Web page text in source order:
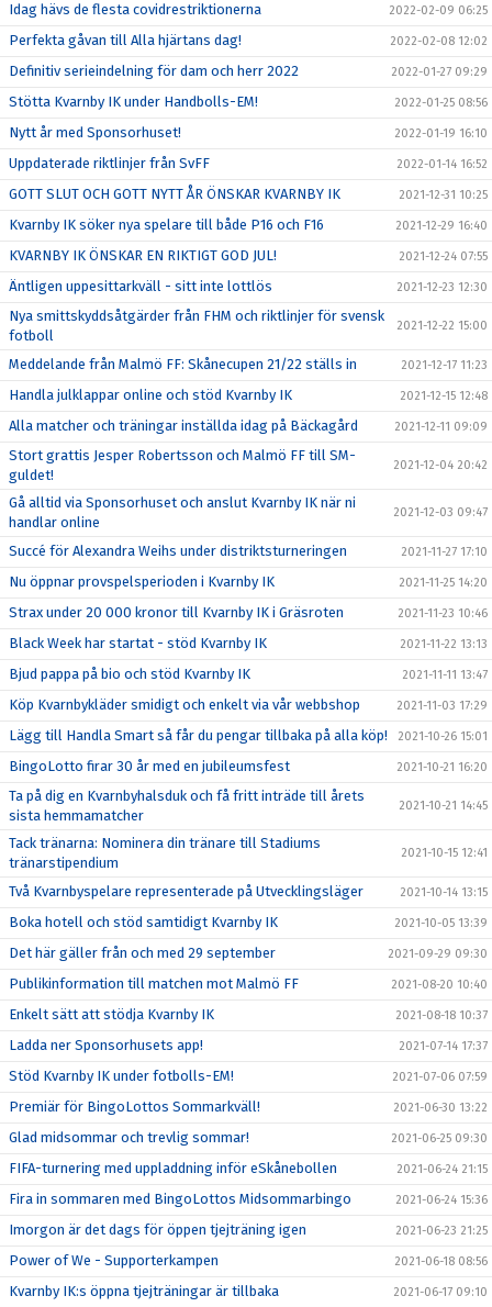
Idag hävs de flesta covidrestriktionerna 2022-02-09 06:25
Perfekta gåvan till Alla hjärtans dag! 2022-02-08 12:02
Definitiv serieindelning för dam och herr 2022 2022-01-27 09:29
Stötta Kvarnby IK under Handbolls-EM! 2022-01-25 08:56
Nytt år med Sponsorhuset! 2022-01-19 16:10
Uppdaterade riktlinjer från SvFF 2022-01-14 16:52
GOTT SLUT OCH GOTT NYTT ÅR ÖNSKAR KVARNBY IK 2021-12-31 10:25
Kvarnby IK söker nya spelare till både P16 och F16 2021-12-29 16:40
KVARNBY IK ÖNSKAR EN RIKTIGT GOD JUL! 2021-12-24 07:55
Äntligen uppesittarkväll - sitt inte lottlös 2021-12-23 12:30
Nya smittskyddsåtgärder från FHM och riktlinjer för svensk
fotboll
2021-12-22 15:00
Meddelande från Malmö FF: Skånecupen 21/22 ställs in 2021-12-17 11:23
Handla julklappar online och stöd Kvarnby IK 2021-12-15 12:48
Alla matcher och träningar inställda idag på Bäckagård 2021-12-11 09:09
Stort grattis Jesper Robertsson och Malmö FF till SM-
guldet!
2021-12-04 20:42
Gå alltid via Sponsorhuset och anslut Kvarnby IK när ni
handlar online
2021-12-03 09:47
Succé för Alexandra Weihs under distriktsturneringen 2021-11-27 17:10
Nu öppnar provspelsperioden i Kvarnby IK 2021-11-25 14:20
Strax under 20 000 kronor till Kvarnby IK i Gräsroten 2021-11-23 10:46
Black Week har startat - stöd Kvarnby IK 2021-11-22 13:13
Bjud pappa på bio och stöd Kvarnby IK 2021-11-11 13:47
Köp Kvarnbykläder smidigt och enkelt via vår webbshop 2021-11-03 17:29
Lägg till Handla Smart så får du pengar tillbaka på alla köp! 2021-10-26 15:01
BingoLotto firar 30 år med en jubileumsfest 2021-10-21 16:20
Ta på dig en Kvarnbyhalsduk och få fritt inträde till årets
sista hemmamatcher
2021-10-21 14:45
Tack tränarna: Nominera din tränare till Stadiums
tränarstipendium
2021-10-15 12:41
Två Kvarnbyspelare representerade på Utvecklingsläger 2021-10-14 13:15
Boka hotell och stöd samtidigt Kvarnby IK 2021-10-05 13:39
Det här gäller från och med 29 september 2021-09-29 09:30
Publikinformation till matchen mot Malmö FF 2021-08-20 10:40
Enkelt sätt att stödja Kvarnby IK 2021-08-18 10:37
Ladda ner Sponsorhusets app! 2021-07-14 17:37
Stöd Kvarnby IK under fotbolls-EM! 2021-07-06 07:59
Premiär för BingoLottos Sommarkväll! 2021-06-30 13:22
Glad midsommar och trevlig sommar! 2021-06-25 09:30
FIFA-turnering med uppladdning inför eSkånebollen 2021-06-24 21:15
Fira in sommaren med BingoLottos Midsommarbingo 2021-06-24 15:36
Imorgon är det dags för öppen tjejträning igen 2021-06-23 21:25
Power of We - Supporterkampen 2021-06-18 08:56
Kvarnby IK:s öppna tjejträningar är tillbaka 2021-06-17 09:10